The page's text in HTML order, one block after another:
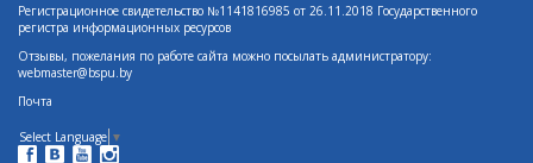
Регистрационное свидетельство №1141816985 от 26.11.2018 Государственного
регистра информационных ресурсов
Отзывы, пожелания по работе сайта можно посылать администратору:
webmaster@bspu.by
Почта
Select Language ▼